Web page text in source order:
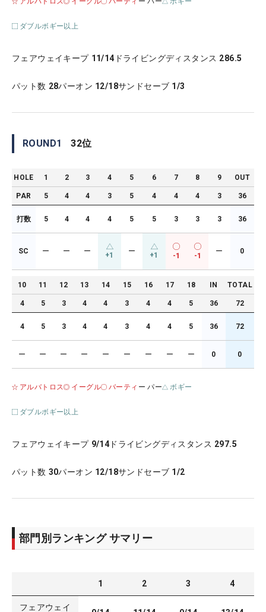
ダブルボギー以上
フェアウェイキープ 11/14 ドライビングディスタンス 286.5
パット数 28パーオン 12/18サンドセーブ 1/3
ROUND1 32位
HOLE 1 2 3 4 5 6 7 8 9 OUT
PAR 5 4 4 3 5 4 4 4 3 36
打数 5 4 4 4 5 5 3 3 3 36
SC ー ー ー +1 ー +1 -1 -1
ー 0
10 11 12 13 14 15 16 17 18 IN TOTAL
4 5 3 4 4 3 4 4 5 36 72
4 5 3 4 4 3 4 4 5 36 72
ー ー ー ー ー ー ー ー ー 0 0
アルバトロス イーグル バーティ ー パー ボギー
ダブルボギー以上
フェアウェイキープ 9/14 ドライビングディスタンス 297.5
パット数 30パーオン 12/18サンドセーブ 1/2
部門別ランキング サマリー
1 2 3 4
フェアウェイ